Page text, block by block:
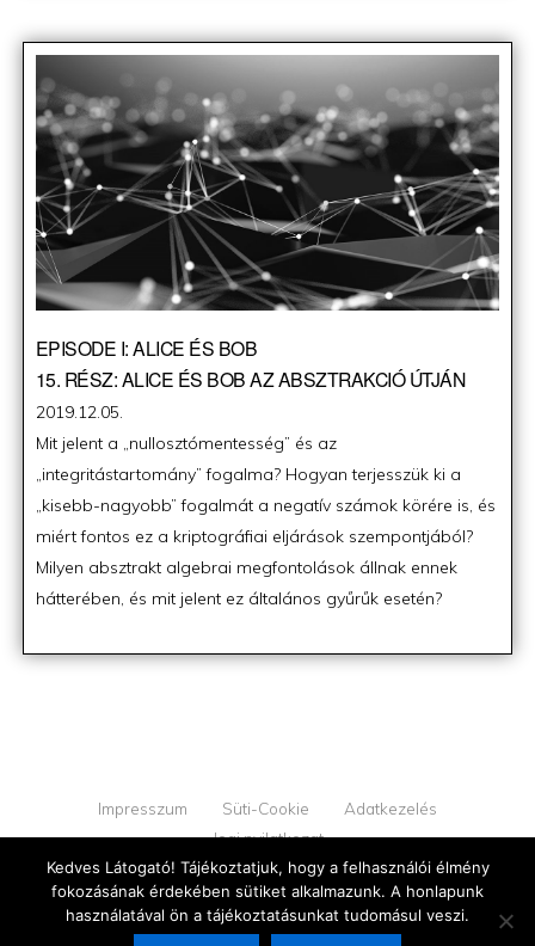
EPISODE I: ALICE ÉS BOB
15. RÉSZ: ALICE ÉS BOB AZ ABSZTRAKCIÓ ÚTJÁN
Posted
on
2019.12.05.
Mit jelent a „nullosztómentesség” és az
„integritástartomány” fogalma? Hogyan terjesszük ki a
„kisebb-nagyobb” fogalmát a negatív számok körére is, és
miért fontos ez a kriptográfiai eljárások szempontjából?
Milyen absztrakt algebrai megfontolások állnak ennek
hátterében, és mit jelent ez általános gyűrűk esetén?
Impresszum Süti-Cookie
Adatkezelés
Jogi nyilatkozat
© 2026 YOUPROOF - Minden jog fenntartva
v1.2.2
Kedves Látogató! Tájékoztatjuk, hogy a felhasználói élmény
fokozásának érdekében sütiket alkalmazunk. A honlapunk
használatával ön a tájékoztatásunkat tudomásul veszi.